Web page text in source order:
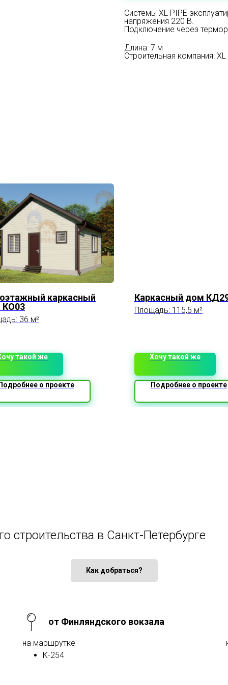
Системы XL PIPE
напряжения 220 В.
Подключение через
Длина: 7 м
Строительная компания:
каркасный
36 м²
такой же
о проекте
Каркасный дом
Площадь: 115,5 м²
Хочу такой же
Подробнее о проекте
строительства в Санкт-Петербурге
Как добраться?
от Финляндского вокзала
на маршрутке
К-254